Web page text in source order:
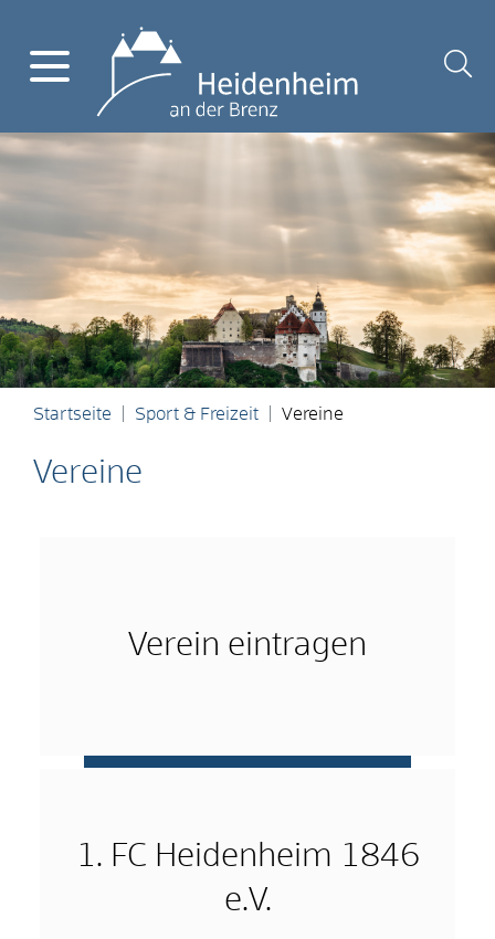
Startseite Sport & Freizeit Vereine
Vereine
Verein eintragen
1. FC Heidenheim 1846
e.V.